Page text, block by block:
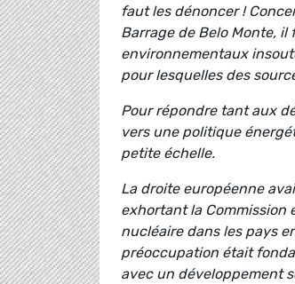
faut les dénoncer !
Barrage de Belo Monte,
environnementaux
pour lesquelles des
Pour répondre tant aux
vers une politique
petite échelle.
La droite européenne
exhortant la Commission
nucléaire dans les pays
préoccupation était
avec un développement